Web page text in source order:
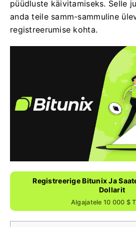
püüdluste käivitamiseks. Selle
anda teile samm-sammuline
registreerumise kohta.
Registreerige Bitunix Ja
Dollarit
Algajatele 10 000 $